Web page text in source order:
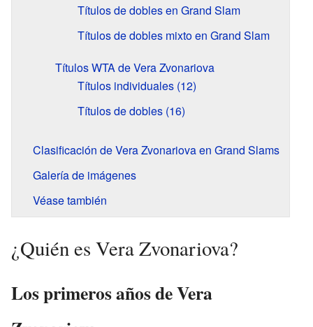
Títulos de dobles en Grand Slam
Títulos de dobles mixto en Grand Slam
Títulos WTA de Vera Zvonariova
Títulos individuales (12)
Títulos de dobles (16)
Clasificación de Vera Zvonariova en Grand Slams
Galería de imágenes
Véase también
¿Quién es Vera Zvonariova?
Los primeros años de Vera